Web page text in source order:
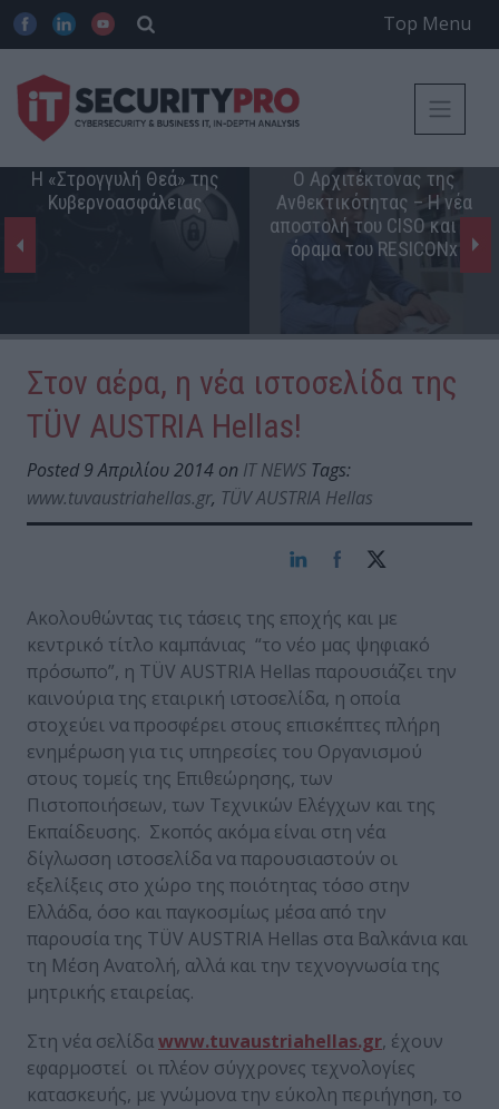
Top Menu
Η «Στρογγυλή Θεά» της
Κυβερνοασφάλειας
Ο Αρχιτέκτονας της
Ανθεκτικότητας – Η νέα
αποστολή του CISO και το
όραμα του RESICONx
Στον αέρα, η νέα ιστοσελίδα της
ΤÜV AUSTRIA Hellas!
Posted 9 Απριλίου 2014 on IT NEWS Tags:
www.tuvaustriahellas.gr, ΤÜV AUSTRIA Hellas
Ακολουθώντας τις τάσεις της εποχής και με
κεντρικό τίτλο καμπάνιας “το νέο μας ψηφιακό
πρόσωπο”, η ΤÜV AUSTRIA Hellas παρουσιάζει την
καινούρια της εταιρική ιστοσελίδα, η οποία
στοχεύει να προσφέρει στους επισκέπτες πλήρη
ενημέρωση για τις υπηρεσίες του Οργανισμού
στους τομείς της Επιθεώρησης, των
Πιστοποιήσεων, των Τεχνικών Ελέγχων και της
Εκπαίδευσης. Σκοπός ακόμα είναι στη νέα
δίγλωσση ιστοσελίδα να παρουσιαστούν οι
εξελίξεις στο χώρο της ποιότητας τόσο στην
Ελλάδα, όσο και παγκοσμίως μέσα από την
παρουσία της ΤÜV AUSTRIA Hellas στα Βαλκάνια και
τη Μέση Ανατολή, αλλά και την τεχνογνωσία της
μητρικής εταιρείας.
Στη νέα σελίδαwww.tuvaustriahellas.gr, έχουν
εφαρμοστεί οι πλέον σύγχρονες τεχνολογίες
κατασκευής, με γνώμονα την εύκολη περιήγηση, το